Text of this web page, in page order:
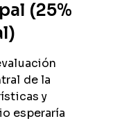
(25%
de la
y
esperaría